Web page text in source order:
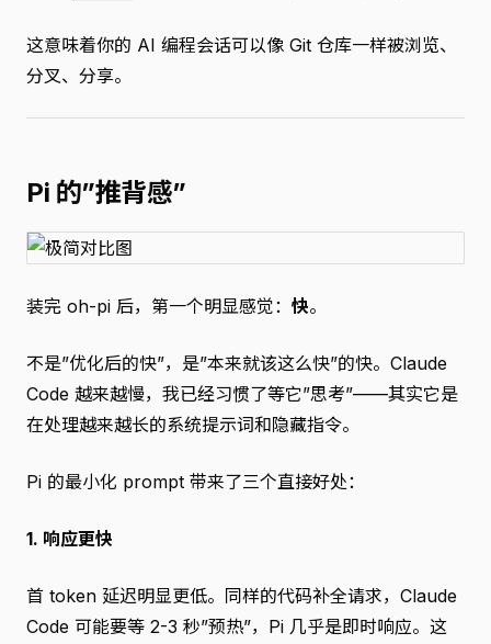
这意味着你的 AI 编程会话可以像 Git 仓库一样被浏览、
分叉、分享。
Pi 的”推背感”
装完 oh-pi 后，第一个明显感觉： 快。
不是”优化后的快”，是”本来就该这么快”的快。Claude
Code 越来越慢，我已经习惯了等它”思考”——其实它是
在处理越来越长的系统提示词和隐藏指令。
Pi 的最小化 prompt 带来了三个直接好处：
1. 响应更快
首 token 延迟明显更低。同样的代码补全请求，Claude
Code 可能要等 2-3 秒”预热”，Pi 几乎是即时响应。这